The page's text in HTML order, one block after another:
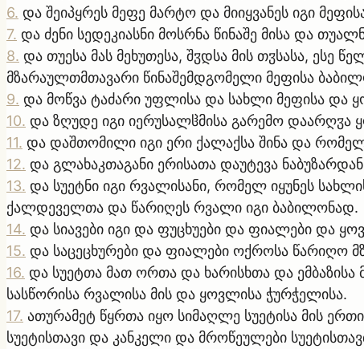
6. და შეიპყრეს მეფე მარტო და მიიყვანეს იგი
7. და ძენი სედეკიასნი მოსრნა წინაშე მისა და
8. და თუესა მას მეხუთესა, შჳდსა მის თჳსასა, ესე
მზარაულთმთავარი წინაშემდგომელი მეფისა
9. და მოწვა ტაძარი უფლისა და სახლი მეფისა და
10. და ზღუდე იგი იერუსალჱმისა გარემო
11. და დაშთომილი იგი ერი ქალაქსა შინა და
12. და გლახაკთაგანი ერისათა დაუტევა
13. და სუეტნი იგი რვალისანი, რომელ იყუნეს
ქალდეველთა და წარიღეს რვალი იგი ბაბილონად.
14. და სიავები იგი და ფუცხუები და ფიალები და
15. და საცეცხურები და ფიალები ოქროსა წარიღო
16. და სუეტთა მათ ორთა და ხარისხთა და
სასწორისა რვალისა მის და ყოვლისა ჭურჭელისა.
17. ათურამეტ წყრთა იყო სიმაღლე სუეტისა მის
სუეტისთავი და კანკელი და მროწეულები